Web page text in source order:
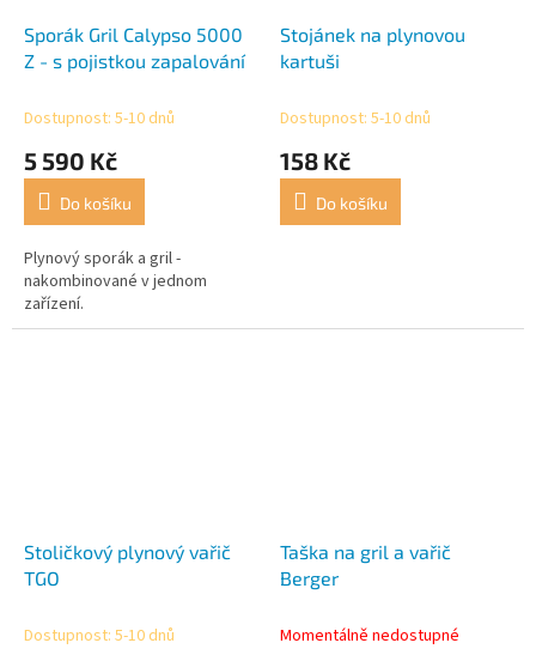
Sporák Gril Calypso 5000
Z - s pojistkou zapalování
Dostupnost: 5-10 dnů
5 590 Kč
Do košíku
Plynový sporák a gril -
nakombinované v jednom
zařízení.
Stojánek na plynovou
kartuši
Dostupnost: 5-10 dnů
158 Kč
Do košíku
Stoličkový plynový vařič
TGO
Dostupnost: 5-10 dnů
Taška na gril a vařič
Berger
Momentálně nedostupné